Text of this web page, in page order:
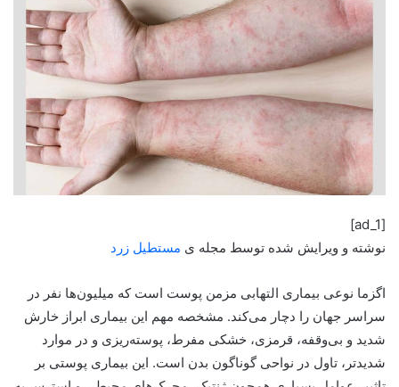
[ad_1]
نوشته و ویرایش شده توسط مجله ی مستطیل زرد
اگزما نوعی بیماری التهابی مزمن پوست است که میلیون‌ها نفر در
سراسر جهان را دچار می‌کند. مشخصه مهم این بیماری ابراز خارش
شدید و بی‌وقفه، قرمزی، خشکی مفرط، پوسته‌ریزی و در موارد
شدیدتر، تاول‌ در نواحی گوناگون بدن است. این بیماری پوستی بر